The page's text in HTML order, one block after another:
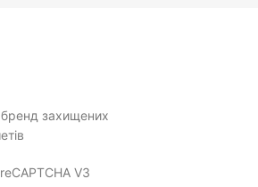
захищених
V3